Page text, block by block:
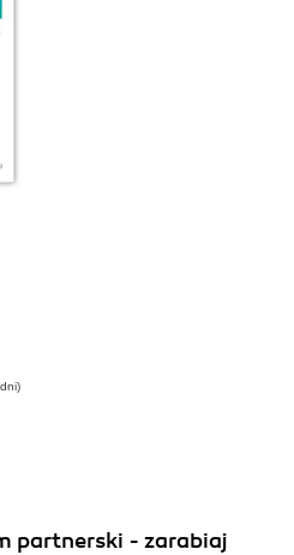
partnerski - zarabiaj